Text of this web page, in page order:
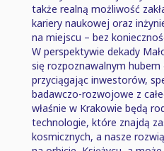
także realną możliwość
kariery naukowej oraz
na miejscu ⁠–⁠ bez
W perspektywie dekady
się rozpoznawalnym
przyciągając inwestorów,
badawczo-rozwojowe z
właśnie w Krakowie będą
technologie, które znajdą
kosmicznych, a nasze